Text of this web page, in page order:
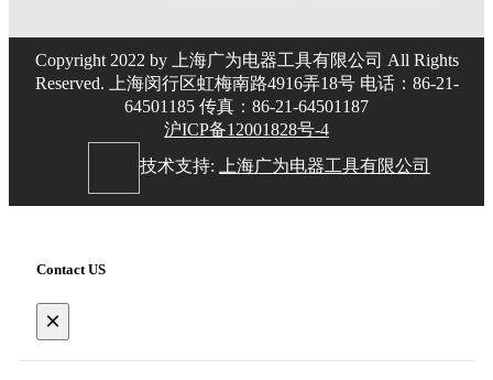
Copyright 2022 by 上海广为电器工具有限公司 All Rights
Reserved. 上海闵行区虹梅南路4916弄18号 电话：86-21-
64501185 传真：86-21-64501187
沪ICP备12001828号-4
技术支持:上海广为电器工具有限公司
Contact US
×